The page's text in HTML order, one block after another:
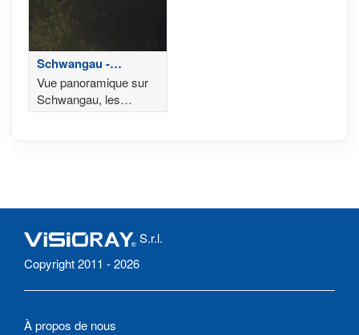
Schwangau -
Château de
Neuschwanstein
Vue panoramique sur
Schwangau, les
châteaux de
S.r.l.
Copyright 2011 - 2026
À propos de nous